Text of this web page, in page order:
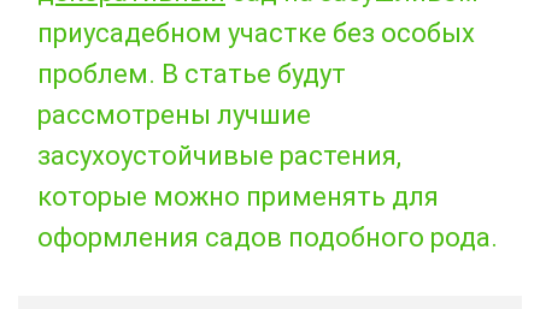
приусадебном участке без особых
проблем. В статье будут
рассмотрены лучшие
засухоустойчивые растения,
которые можно применять для
оформления садов подобного рода.